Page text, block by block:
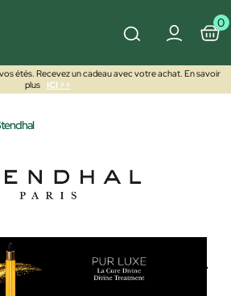
0
étés. Recevez un cadeau avec votre achat. En savoir
plus
ICI >>